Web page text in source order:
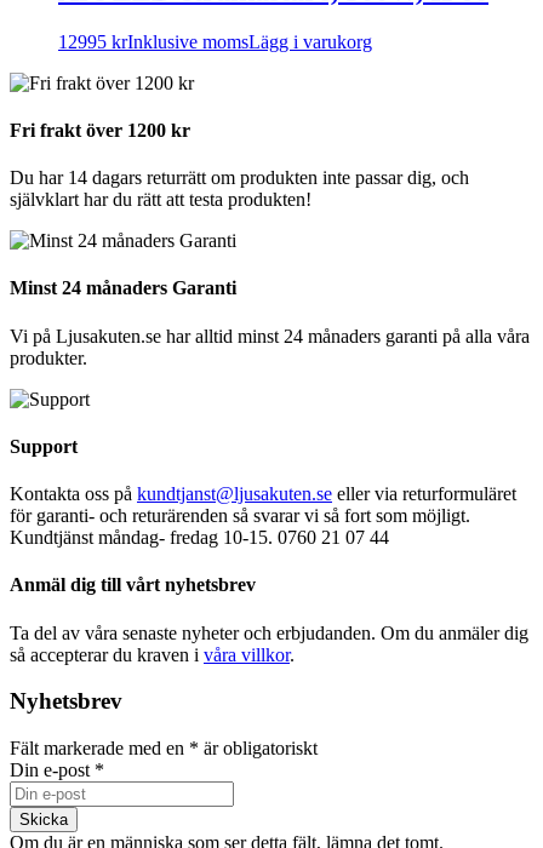
12995 krInklusive momsLägg i varukorg
Fri frakt över 1200 kr
Du har 14 dagars returrätt om produkten inte passar dig, och
självklart har du rätt att testa produkten!
Minst 24 månaders Garanti
Vi på Ljusakuten.se har alltid minst 24 månaders garanti på alla våra
produkter.
Support
Kontakta oss på kundtjanst@ljusakuten.se eller via returformuläret
för garanti- och returärenden så svarar vi så fort som möjligt.
Kundtjänst måndag- fredag 10-15. 0760 21 07 44
Anmäl dig till vårt nyhetsbrev
Ta del av våra senaste nyheter och erbjudanden. Om du anmäler dig
så accepterar du kraven i våra villkor.
Nyhetsbrev
Fält markerade med en * är obligatoriskt
Din e-post *
Om du är en människa som ser detta fält, lämna det tomt.